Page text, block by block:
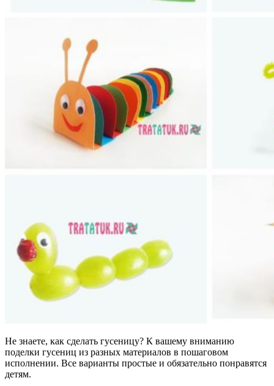
Не знаете, как сделать гусеницу? К вашему вниманию
поделки гусениц из разных материалов в пошаговом
исполнении. Все варианты простые и обязательно понравятся
детям.